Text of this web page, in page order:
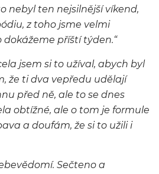
nebyl ten nejsilnější víkend,
z toho jsme velmi
dokážeme příští týden.“
jsem si to užíval, abych byl
že ti dva vepředu udělají
před ně, ale to se dnes
obtížné, ale o tom je formule
a doufám, že si to užili i
Sečteno a